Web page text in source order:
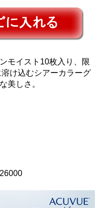
モイスト10枚入り、限
け込むシアーカラーグ
美しさ。